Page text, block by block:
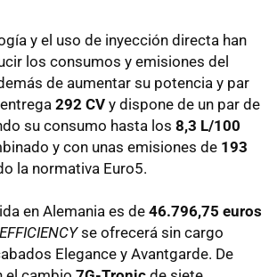
y el uso de inyección directa han
los consumos y emisiones del
de aumentar su potencia y par
292 CV y dispone de un par de
su consumo hasta los 8,3 L/100
y con unas emisiones de 193
la normativa Euro5.
en Alemania es de 46.796,75 euros
se ofrecerá sin cargo
Elegance y Avantgarde. De